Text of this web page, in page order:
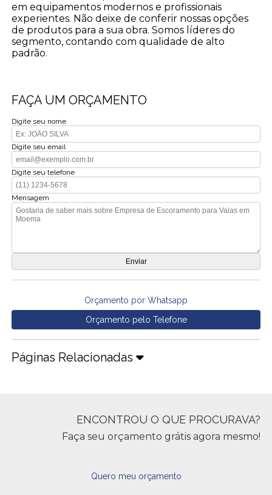
em equipamentos modernos e profissionais
experientes. Não deixe de conferir nossas opções
de produtos para a sua obra. Somos líderes do
segmento, contando com qualidade de alto
padrão.
FAÇA UM ORÇAMENTO
Digite seu nome
Digite seu email
Digite seu telefone
Mensagem
Orçamento por Whatsapp
Orçamento pelo Telefone
Páginas Relacionadas
ENCONTROU O QUE PROCURAVA?
Faça seu orçamento grátis agora mesmo!
Quero meu orçamento